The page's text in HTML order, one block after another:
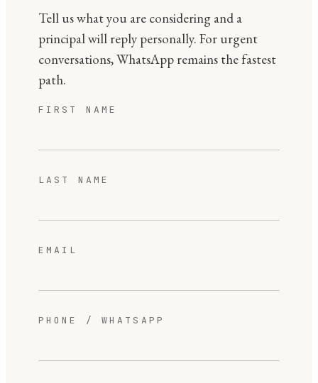
Tell us what you are considering and a
principal will reply personally. For urgent
conversations, WhatsApp remains the fastest
path.
FIRST NAME
LAST NAME
EMAIL
PHONE / WHATSAPP